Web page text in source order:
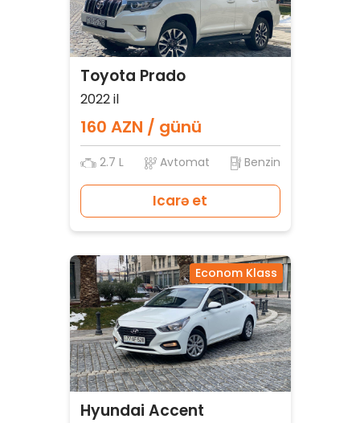
Toyota Prado
2022 il
160 AZN / günü
2.7 L Avtomat Benzin
Icarə et
Econom Klass
Hyundai Accent